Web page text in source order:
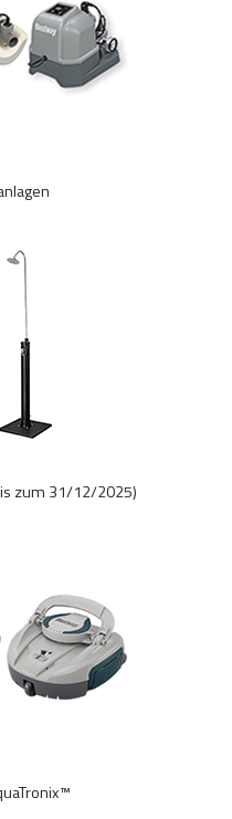
zum 31/12/2025)